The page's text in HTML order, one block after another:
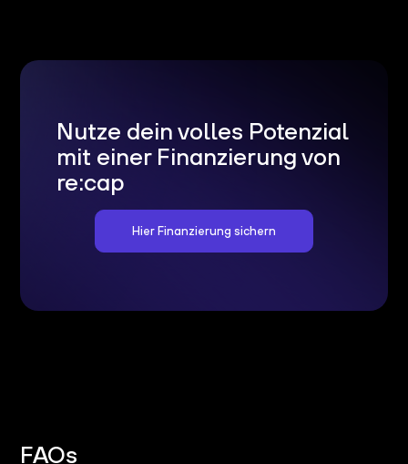
Nutze dein volles Potenzial
mit einer Finanzierung von
re:cap
Hier Finanzierung sichern
FAQs